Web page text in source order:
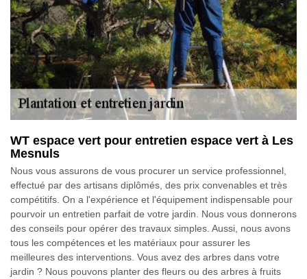
WT espace vert pour entretien espace vert à Les
Mesnuls
Nous vous assurons de vous procurer un service professionnel,
effectué par des artisans diplômés, des prix convenables et très
compétitifs. On a l'expérience et l'équipement indispensable pour
pourvoir un entretien parfait de votre jardin. Nous vous donnerons
des conseils pour opérer des travaux simples. Aussi, nous avons
tous les compétences et les matériaux pour assurer les
meilleures des interventions. Vous avez des arbres dans votre
jardin ? Nous pouvons planter des fleurs ou des arbres à fruits